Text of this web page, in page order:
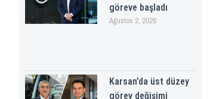
göreve başladı
Ağustos 2, 2026
Karsan’da üst düzey
görev değişimi